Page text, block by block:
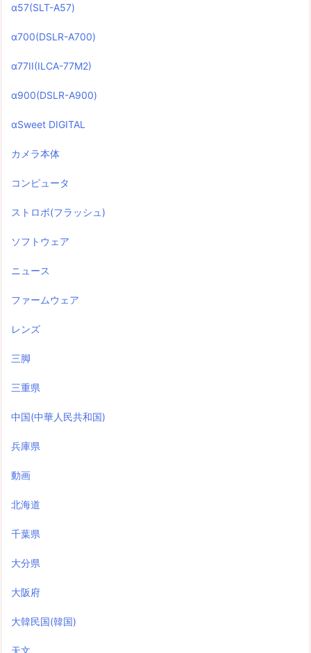
α57(SLT-A57)
α700(DSLR-A700)
α77II(ILCA-77M2)
α900(DSLR-A900)
αSweet DIGITAL
カメラ本体
コンピュータ
ストロボ(フラッシュ)
ソフトウェア
ニュース
ファームウェア
レンズ
三脚
三重県
中国(中華人民共和国)
兵庫県
動画
北海道
千葉県
大分県
大阪府
大韓民国(韓国)
天文